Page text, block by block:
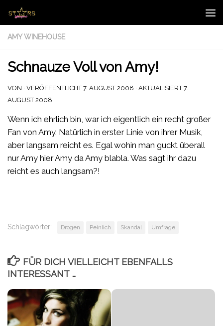
Zum Inhalt springen
AMY WINEHOUSE
Schnauze Voll von Amy!
VON · VERÖFFENTLICHT7. AUGUST 2008 · AKTUALISIERT7.
AUGUST 2008
Wenn ich ehrlich bin, war ich eigentlich ein recht großer
Fan von Amy. Natürlich in erster Linie von ihrer Musik,
aber langsam reicht es. Egal wohin man guckt überall
nur Amy hier Amy da Amy blabla. Was sagt ihr dazu
reicht es auch langsam?!
Schlagwörter: Drogen Peinlich Skandal Umfrage
FÜR DICH VIELLEICHT EBENFALLS
INTERESSANT …